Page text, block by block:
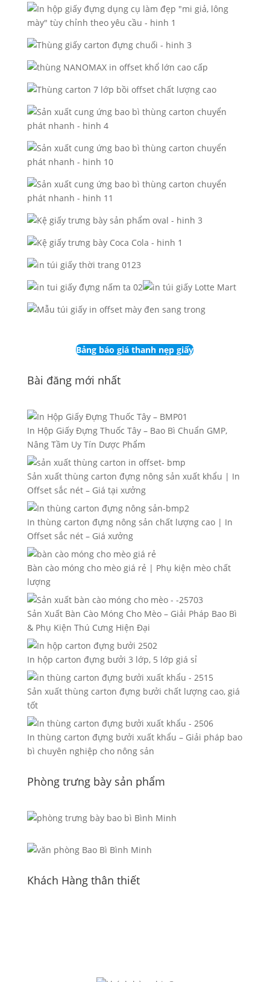
Bảng báo giá thanh nẹp giấy
Bài đăng mới nhất
In Hộp Giấy Đựng Thuốc Tây – Bao Bì Chuẩn GMP,
Nâng Tầm Uy Tín Dược Phẩm
Sản xuất thùng carton đựng nông sản xuất khẩu | In
Offset sắc nét – Giá tại xưởng
In thùng carton đựng nông sản chất lượng cao | In
Offset sắc nét – Giá xưởng
Bàn cào móng cho mèo giá rẻ | Phụ kiện mèo chất
lượng
Sản Xuất Bàn Cào Móng Cho Mèo – Giải Pháp Bao Bì
& Phụ Kiện Thú Cưng Hiện Đại
In hộp carton đựng bưởi 3 lớp, 5 lớp giá sỉ
Sản xuất thùng carton đựng bưởi chất lượng cao, giá
tốt
In thùng carton đựng bưởi xuất khẩu – Giải pháp bao
bì chuyên nghiệp cho nông sản
Phòng trưng bày sản phẩm
Khách Hàng thân thiết